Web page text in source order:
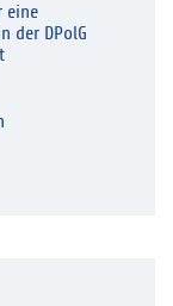
eine
der DPolG